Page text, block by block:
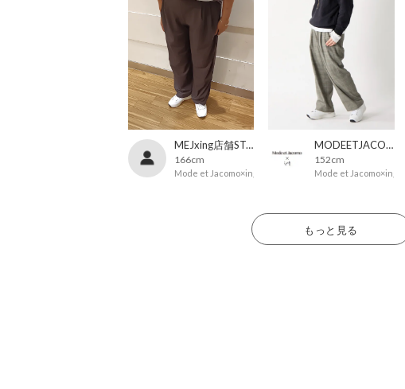
MEJxing店舗STAFF
166cm
Mode et Jacomo×ing
MODEETJACOMOingSTAFF
152cm
Mode et Jacomo×ing
もっと見る